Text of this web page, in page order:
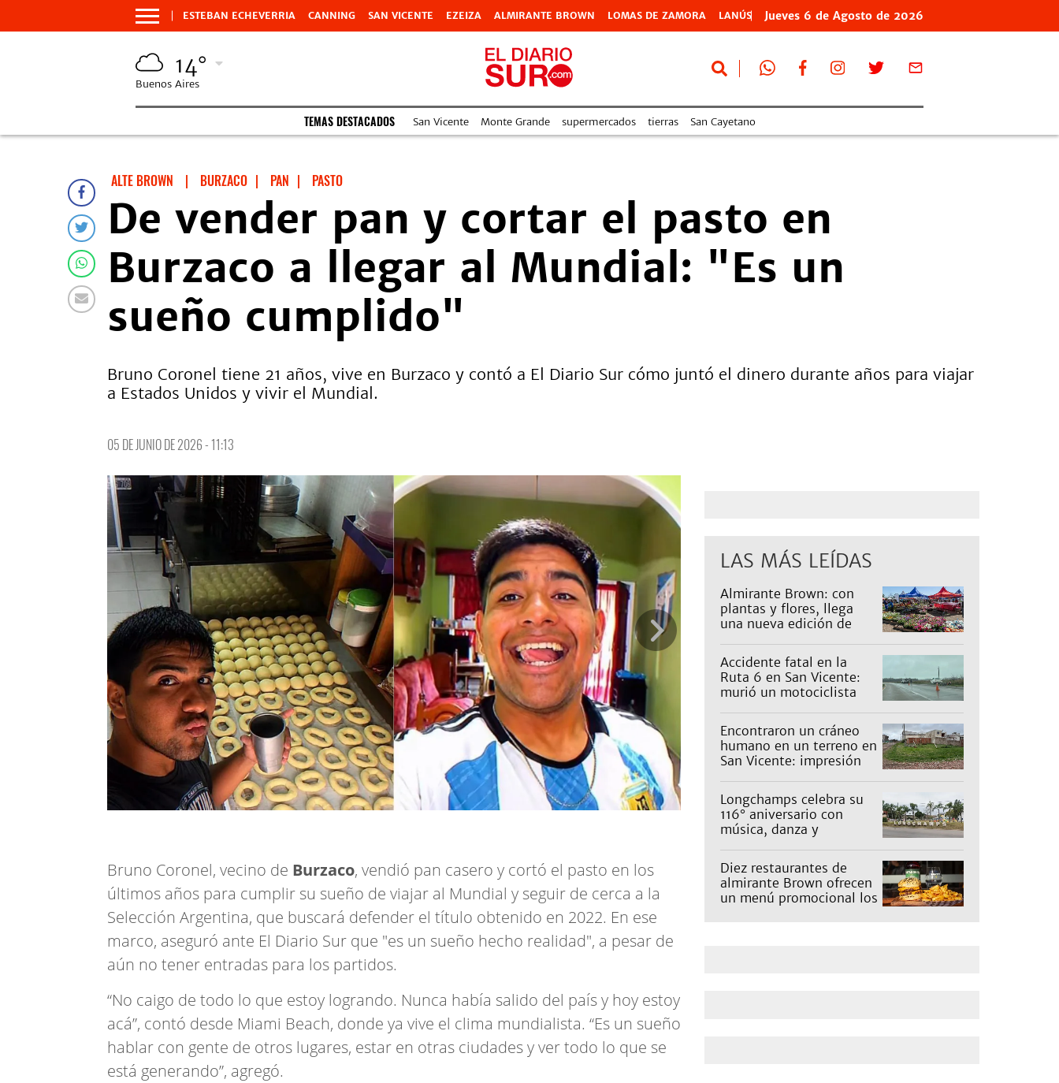
ESTEBAN ECHEVERRIA CANNING SAN VICENTE EZEIZA ALMIRANTE BROWN LOMAS DE ZAMORA LANÚS Jueves 6 de Agosto de 2026
14°
Buenos Aires
TEMAS DESTACADOS San Vicente Monte Grande supermercados tierras San Cayetano
ALTE BROWN | BURZACO | PAN | PASTO
De vender pan y cortar el pasto en
Burzaco a llegar al Mundial: "Es un
sueño cumplido"
Bruno Coronel tiene 21 años, vive en Burzaco y contó a El Diario Sur cómo juntó el dinero durante años para viajar
a Estados Unidos y vivir el Mundial.
05 DE JUNIO DE 2026 - 11:13
Bruno Coronel, vecino de Burzaco, vendió pan casero y cortó el pasto en los
últimos años para cumplir su sueño de viajar al Mundial y seguir de cerca a la
Selección Argentina, que buscará defender el título obtenido en 2022. En ese
marco, aseguró ante El Diario Sur que "es un sueño hecho realidad", a pesar de
aún no tener entradas para los partidos.
“No caigo de todo lo que estoy logrando. Nunca había salido del país y hoy estoy
acá”, contó desde Miami Beach, donde ya vive el clima mundialista. “Es un sueño
hablar con gente de otros lugares, estar en otras ciudades y ver todo lo que se
está generando”, agregó.
LAS MÁS LEÍDAS
Almirante Brown: con
plantas y flores, llega
una nueva edición de
Accidente fatal en la
Ruta 6 en San Vicente:
murió un motociclista
Encontraron un cráneo
humano en un terreno en
San Vicente: impresión
Longchamps celebra su
116° aniversario con
música, danza y
familia
Diez restaurantes de
almirante Brown ofrecen
un menú promocional los